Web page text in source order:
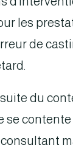
les
de
du
se contente